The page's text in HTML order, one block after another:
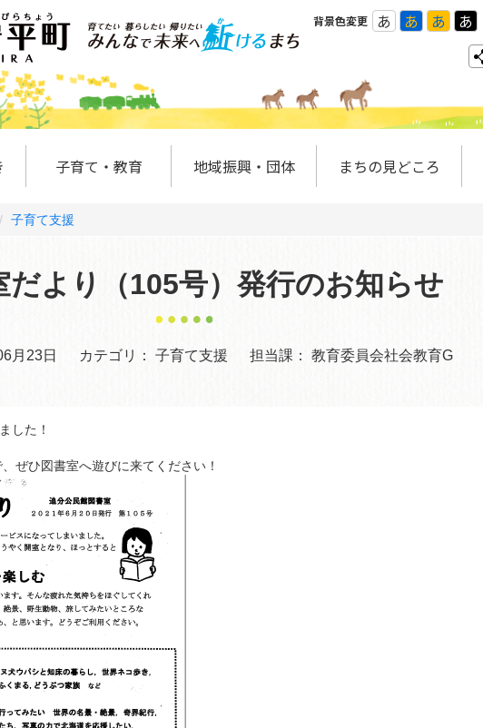
背景色変更 あ あ あ あ
子育て・教育 地域振興・団体 まちの見どころ
子育て支援
だより（105号）発行のお知らせ
月23日 カテゴリ： 子育て支援 担当課： 教育委員会社会教育G
した！
ぜひ図書室へ遊びに来てください！